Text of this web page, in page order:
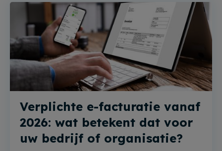
Verplichte e-facturatie vanaf
2026: wat betekent dat voor
uw bedrijf of organisatie?